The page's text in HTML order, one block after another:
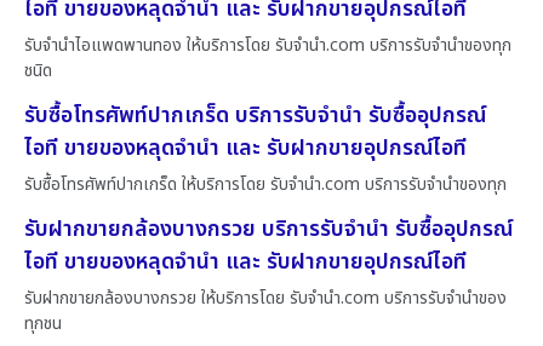
ไอที ขายของหลุดจำนำ และ รับฝากขายอุปกรณ์ไอที
รับจำนำไอแพดพานทอง ให้บริการโดย รับจํานํา.com บริการรับจำนำของทุก
ชนิด
รับซื้อโทรศัพท์ปากเกร็ด บริการรับจำนำ รับซื้ออุปกรณ์
ไอที ขายของหลุดจำนำ และ รับฝากขายอุปกรณ์ไอที
รับซื้อโทรศัพท์ปากเกร็ด ให้บริการโดย รับจํานํา.com บริการรับจำนำของทุก
รับฝากขายกล้องบางกรวย บริการรับจำนำ รับซื้ออุปกรณ์
ไอที ขายของหลุดจำนำ และ รับฝากขายอุปกรณ์ไอที
รับฝากขายกล้องบางกรวย ให้บริการโดย รับจํานํา.com บริการรับจำนำของ
ทุกชน